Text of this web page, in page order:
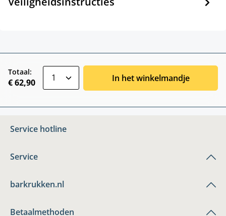
Totaal:
€ 62,90 In het winkelmandje
Service hotline
Service
barkrukken.nl
Betaalmethoden